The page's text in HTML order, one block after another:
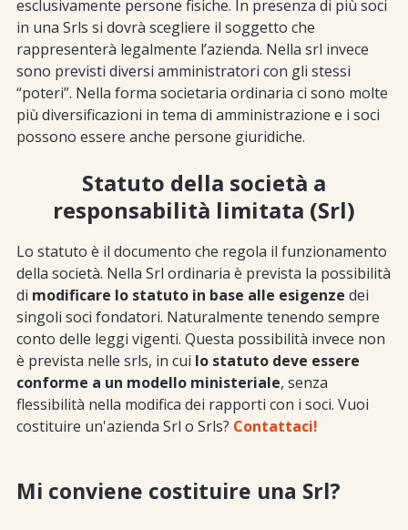
esclusivamente persone fisiche. In presenza di più soci
in una Srls si dovrà scegliere il soggetto che
rappresenterà legalmente l’azienda. Nella srl invece
sono previsti diversi amministratori con gli stessi
“poteri”. Nella forma societaria ordinaria ci sono molte
più diversificazioni in tema di amministrazione e i soci
possono essere anche persone giuridiche.
Statuto della società a
responsabilità limitata (Srl)
Lo statuto è il documento che regola il funzionamento
della società. Nella Srl ordinaria è prevista la possibilità
di modificare lo statuto in base alle esigenze dei
singoli soci fondatori. Naturalmente tenendo sempre
conto delle leggi vigenti. Questa possibilità invece non
è prevista nelle srls, in cui lo statuto deve essere
conforme a un modello ministeriale, senza
flessibilità nella modifica dei rapporti con i soci. Vuoi
costituire un'azienda Srl o Srls? Contattaci!
Mi conviene costituire una Srl?